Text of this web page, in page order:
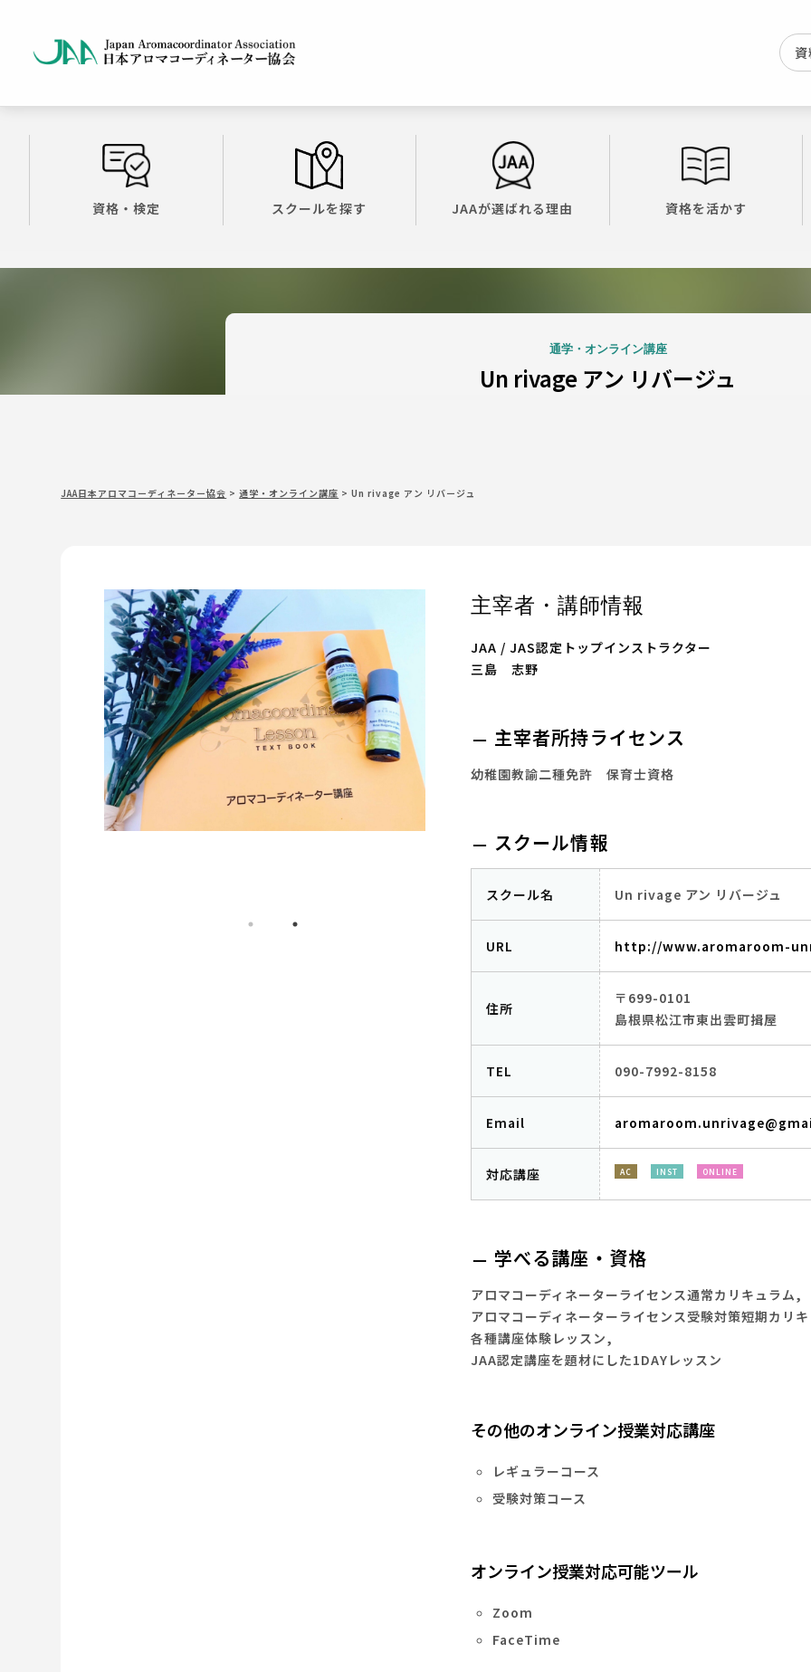
資格・検定 スクールを探す JAAが選ばれる理由 資格を活かす
通学・オンライン講座
Un rivage アン リバージュ
JAA日本アロマコーディネーター協会 >通学・オンライン講座 >Un rivage アン リバージュ
主宰者・講師情報
JAA / JAS認定トップインストラクター
三島 志野
主宰者所持ライセンス
幼稚園教諭二種免許 保育士資格
スクール情報
スクール名 Un rivage アン リバージュ
URL http://www.aromaroom-
住所
〒699-0101
島根県松江市東出雲町揖屋
TEL 090-7992-8158
Email
対応講座 AC INST ONLINE
学べる講座・資格
アロマコーディネーターライセンス通常カリキュラム,
アロマコーディネーターライセンス受験対策短期カリ
各種講座体験レッスン,
JAA認定講座を題材にした1DAYレッスン
その他のオンライン授業対応講座
レギュラーコース
受験対策コース
オンライン授業対応可能ツール
Zoom
FaceTime